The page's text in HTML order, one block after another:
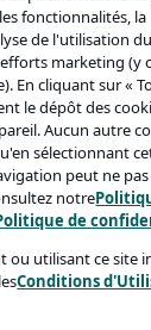
fonctionnalités, la
de l'utilisation
marketing (y
En cliquant sur «
le dépôt des
Aucun autre
sélectionnant
peut ne
notre
de
ou utilisant ce site
Conditions